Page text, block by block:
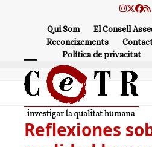
Qui Som El Consell
Reconeixements
Política de privacitat
Open
mobile
menu
Close
mobile
menu
Reflexiones